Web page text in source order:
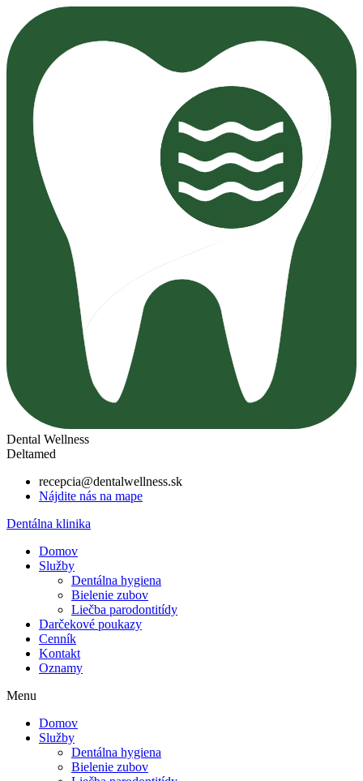
Preskočiť
obsah
Dental Wellness
Deltamed
recepcia@dentalwellness.sk
Nájdite nás na mape
Dentálna klinika
Domov
Služby
Dentálna hygiena
Bielenie zubov
Liečba parodontitídy
Darčekové poukazy
Cenník
Kontakt
Oznamy
Menu
Domov
Služby
Dentálna hygiena
Bielenie zubov